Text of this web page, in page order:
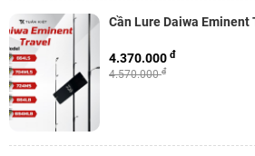
Cần Lure Daiwa Eminent
4.570.000đ
4.370.000 đ